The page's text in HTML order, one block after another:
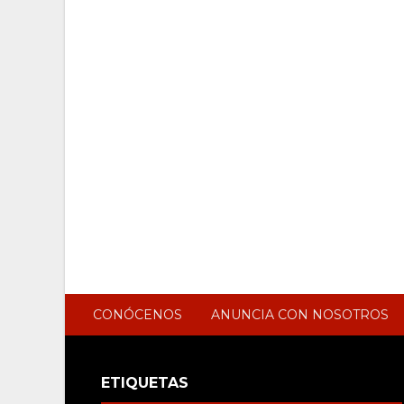
CONÓCENOS ANUNCIA CON NOSOTROS
ETIQUETAS